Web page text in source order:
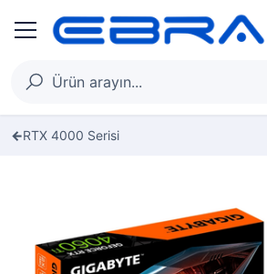
RTX 4000 Serisi